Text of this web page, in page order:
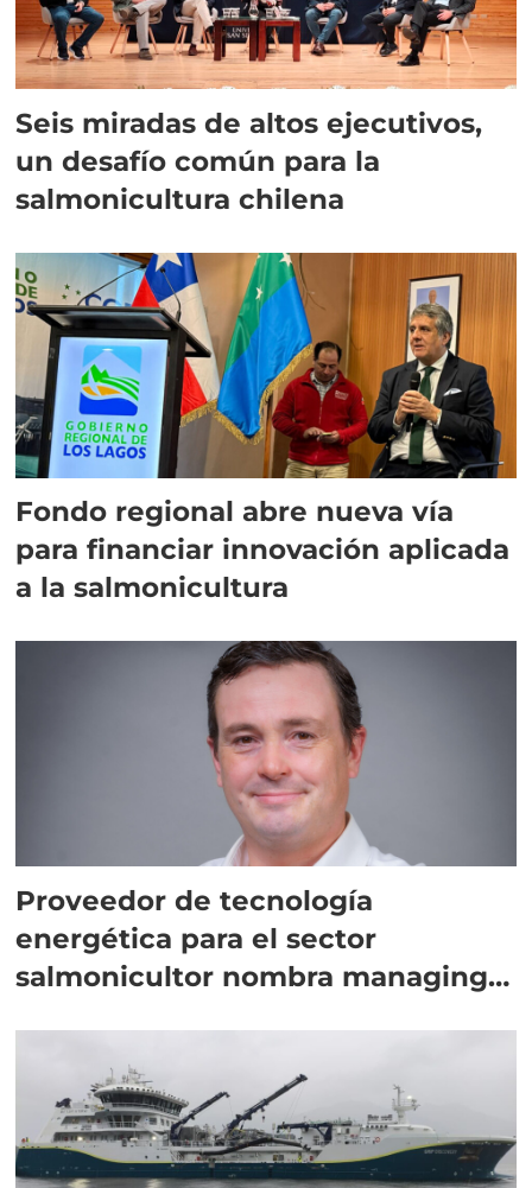
Seis miradas de altos ejecutivos,
un desafío común para la
salmonicultura chilena
Fondo regional abre nueva vía
para financiar innovación aplicada
a la salmonicultura
Proveedor de tecnología
energética para el sector
salmonicultor nombra managing